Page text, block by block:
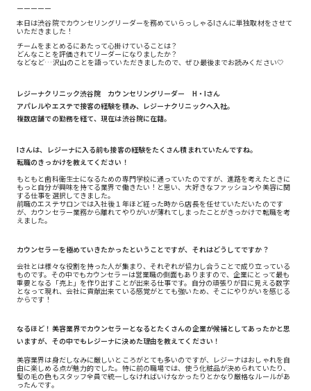
ーーーーー
本日は渋谷院でカウンセリングリーダーを務めていらっしゃるIさんに単独取材をさせて
いただきました！
チームをまとめるにあたって心掛けていることは？
どんなことを評価されてリーダーになりましたか？
などなど…沢山のことを語っていただきましたので、ぜひ最後までお読みください🤍
レジーナクリニック渋谷院 カウンセリングリーダー H・Iさん
アパレルやエステで接客の経験を積み、レジーナクリニックへ入社。
複数店舗での勤務を経て、現在は渋谷院に在籍。
Iさんは、レジーナに入る前も接客の経験をたくさん積まれていたんですね。
転職のきっかけを教えてください！
もともと歯科衛生士になるための専門学校に通っていたのですが、進路を考えたときに
もっと自分が興味を持てる業界で働きたい！と思い、大好きなファッションや美容に関
する仕事を選択してきました。
前職のエステサロンでは入社後１年ほど経った時から店長を任せていただいたのです
が、カウンセラー業務から離れてやりがいが薄れてしまったことがきっかけで転職を考
えました。
カウンセラーを極めていきたかったということですが、それはどうしてですか？
会社とは様々な役割を持った人が集まり、それぞれが協力し合うことで成り立っている
ものです。その中でもカウンセラーは営業職の側面もありますので、企業にとって最も
重要となる「売上」を作り出すことが出来る仕事です。自分の頑張りが目に見える数字
となって現れ、会社に貢献出来ている感覚がとても強いため、そこにやりがいを感じる
からです！
なるほど！美容業界でカウンセラーとなるとたくさんの企業が候補としてあったかと思
いますが、その中でもレジーナに決めた理由を教えてください！
美容業界は身だしなみに厳しいところがとても多いのですが、レジーナはおしゃれを自
由に楽しめる点が魅力的でした。特に前の職場では、使う化粧品が決められていたり、
髪の毛の色もスタッフ全員で統一しなければいけなかったりとかなり厳格なルールがあ
ったんです。